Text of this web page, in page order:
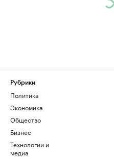
Рубрики
Политика
Экономика
Общество
Бизнес
Технологии и
медиа